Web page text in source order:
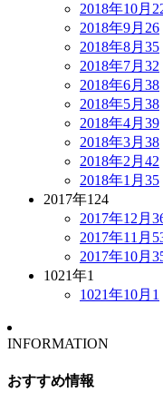
2018年10月
2018年9月 26
2018年8月 35
2018年7月 32
2018年6月 38
2018年5月 38
2018年4月 39
2018年3月 38
2018年2月 42
2018年1月 35
2017年124
2017年12月
2017年11月
2017年10月
1021年1
1021年10月 1
INFORMATION
おすすめ情報